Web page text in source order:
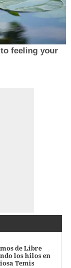
feeling your
de Libre
los hilos en
Temis